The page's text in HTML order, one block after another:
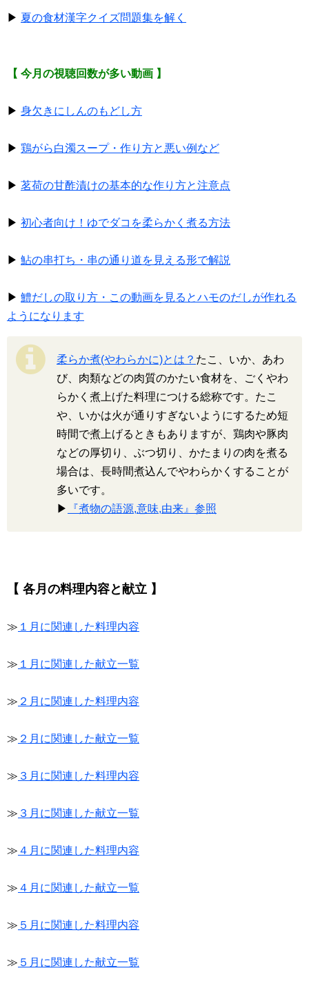
▶ 夏の食材漢字クイズ問題集を解く
【 今月の視聴回数が多い動画 】
▶ 身欠きにしんのもどし方
▶ 鶏がら白濁スープ・作り方と悪い例など
▶ 茗荷の甘酢漬けの基本的な作り方と注意点
▶ 初心者向け！ゆでダコを柔らかく煮る方法
▶ 鮎の串打ち・串の通り道を見える形で解説
▶ 鱧だしの取り方・この動画を見るとハモのだしが作れる
ようになります
柔らか煮(やわらかに)とは？ たこ、いか、あわ
び、肉類などの肉質のかたい食材を、ごくやわ
らかく煮上げた料理につける総称です。たこ
や、いかは火が通りすぎないようにするため短
時間で煮上げるときもありますが、鶏肉や豚肉
などの厚切り、ぶつ切り、かたまりの肉を煮る
場合は、長時間煮込んでやわらかくすることが
多いです。
▶
『煮物の語源,意味,由来』参照
【 各月の料理内容と献立 】
≫ １月に関連した料理内容
≫ １月に関連した献立一覧
≫ ２月に関連した料理内容
≫ ２月に関連した献立一覧
≫ ３月に関連した料理内容
≫ ３月に関連した献立一覧
≫ ４月に関連した料理内容
≫ ４月に関連した献立一覧
≫ ５月に関連した料理内容
≫ ５月に関連した献立一覧